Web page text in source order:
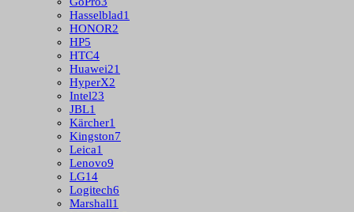
Hasselblad1
HONOR2
HP5
HTC4
Huawei21
HyperX2
Intel23
JBL1
Kärcher1
Kingston7
Leica1
Lenovo9
LG14
Logitech6
Marshall1